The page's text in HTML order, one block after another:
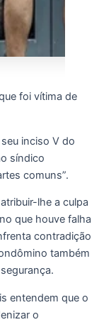
foi vítima de
inciso V do
síndico
comuns”.
lhe a culpa
que houve falha
contradição
também
entendem que o
o